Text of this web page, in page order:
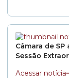
Câmara de
Sessão
Acessar notícia